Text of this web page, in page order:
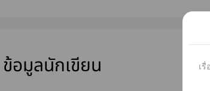
ข้อมูลนักเขียน เ